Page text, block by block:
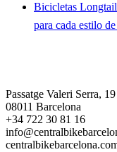
Bicicletas
para cada estilo
Passatge Valeri Serra, 19
08011 Barcelona
+34 722 30 81 16